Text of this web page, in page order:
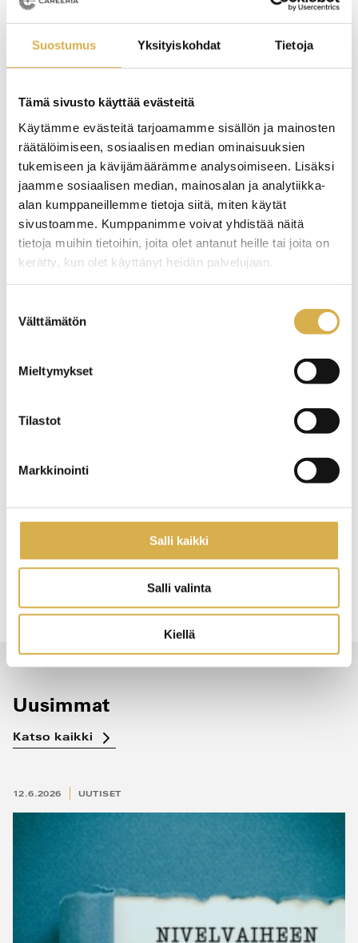
Suostumus Yksityiskohdat Tietoja
Tämä sivusto käyttää evästeitä
Käytämme evästeitä tarjoamamme sisällön ja mainosten
räätälöimiseen, sosiaalisen median ominaisuuksien
tukemiseen ja kävijämäärämme analysoimiseen. Lisäksi
jaamme sosiaalisen median, mainosalan ja analytiikka-
alan kumppaneillemme tietoja siitä, miten käytät
sivustoamme. Kumppanimme voivat yhdistää näitä
tietoja muihin tietoihin, joita olet antanut heille tai joita on
kerätty, kun olet käyttänyt heidän palvelujaan.
valinta
Välttämätön
Mieltymykset
Tilastot
Markkinointi
Salli kaikki
Salli valinta
Kiellä
oppisopimus tuotekehitys
tuotekehitystyön erikoisammattitutkinto
keinoja tuotteistaa osaamisensa uudelleen” Nina
pohtii. Hän myös painottaa, että koulutuksen aikana
kannattaa opiskelulle jättää kunnolla aikaa, jättää työt
vähemmälle, sekä olla armollinen itselleen – kaiken ei
”Mulla kaikki sujui opintojen aikana sujuvasti ja tieto
kulki tosi hyvin pienistäkin asioista. Tuntui, että minusta
huolehdittiin”, Nina summaa opintokokemustaan
Careeriassa.
Vieraile Ninan verkkovalmennuksen sivuilla
Lue lisää tuotekehitystyön erikoisammattitutkinnosta
Facebookissa
Uusimmat
Katso kaikki
12.6.2026 UUTISET